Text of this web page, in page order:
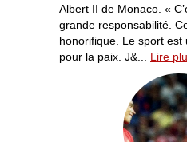
Albert II de Monaco. «
grande responsabilité.
honorifique. Le sport
pour la paix. J&... Lire